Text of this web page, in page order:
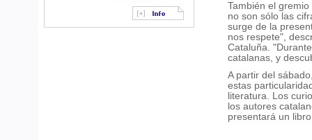
También el
no son sólo las
surge de la
nos respete",
Cataluña.
catalanas, y
A partir del
estas
literatura. Los
los autores
presentará un